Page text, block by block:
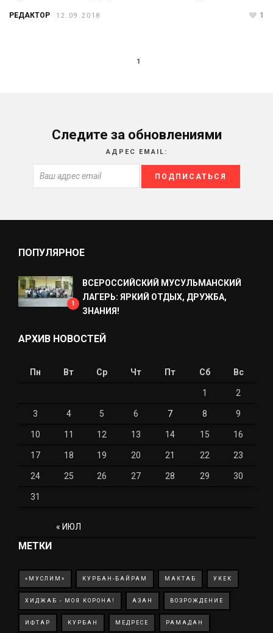
РЕДАКТОР 12.09.2018 1
1
Следите за обновлениями
АДРЕС EMAIL:
ПОПУЛЯРНОЕ
1
ВСЕРОССИЙСКИЙ МУСУЛЬМАНСКИЙ
ЛАГЕРЬ: ЯРКИЙ ОТДЫХ, ДРУЖБА,
ЗНАНИЯ!
АРХИВ НОВОСТЕЙ
Пн Вт Ср Чт Пт Сб Вс
« ИЮЛ
1 2
3 4 5 6 7 8 9
10 11 12 13 14 15 16
17 18 19 20 21 22 23
24 25 26 27 28 29 30
31
МЕТКИ
«МУСЛИМ» КУРБАН-БАЙРАМ МАКТАБ УКЕК
ХИДЖАБ - МОЯ КОРОНА! АЗАН ВОЗРОЖДЕНИЕ
ИФТАР КУРБАН МЕДРЕСЕ РАМАДАН